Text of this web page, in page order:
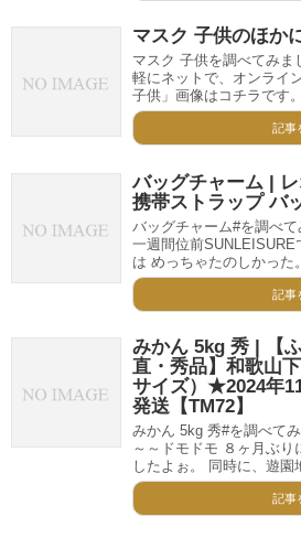
マスク 子供のほか
マスク 子供を調べてみ
軽にネットで、オンライ
子供」画像はコチラです
記事
バッグチャーム |
携帯ストラップ バ
バッグチャーム#を調べ
一週間位前SUNLEISURE
は めっちゃたのしかった
記事
みかん 5kg 秀 | 【
直・秀品】和歌山
サイズ）★2024年
発送【TM72】
みかん 5kg 秀#を調べて
～～ドモドモ ８ヶ月ぶり
したよぉ。 同時に、遊園
記事